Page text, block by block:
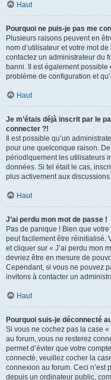
Haut
Pourquoi ne puis-je pas me
Plusieurs raisons peuvent en
nom d’utilisateur et votre mot
contactez un administrateur du
banni. Il est également
problème de configuration et
Haut
Je m’étais déjà inscrit par le
connecter ?!
Il est possible qu’un
pour une quelconque raison.
périodiquement les utilisateurs
données. Si tel était le cas,
plus activement aux
Haut
J’ai perdu mon mot de passe !
Pas de panique ! Bien que
peut facilement être réinitialisé.
et cliquer sur « J’ai perdu mon
devriez être en mesure de
Cependant, si vous ne pouvez
invitons à contacter un
Haut
Pourquoi suis-je déconnecté
Si vous ne cochez pas la case
au forum, vous ne resterez
permet d’éviter que votre
connecté, veuillez cocher la
connexion au forum. Ceci n’est
depuis un ordinateur public,